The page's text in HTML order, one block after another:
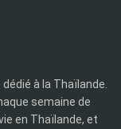
à la Thaïlande.
semaine de
en Thaïlande, et